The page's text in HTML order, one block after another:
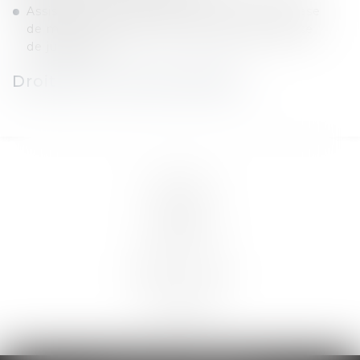
Assistance du mineur prévenu durant la phase
de mise en examen ainsi que durant la phase
de jugement
Droit de la consommation